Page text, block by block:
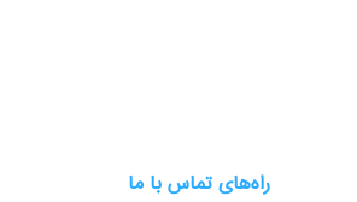
راه‌های تماس با ما